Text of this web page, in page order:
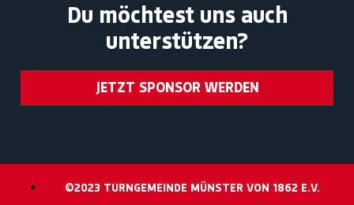
Du möchtest uns auch
unterstützen?
JETZT SPONSOR WERDEN
©2023 TURNGEMEINDE MÜNSTER VON 1862 E.V.